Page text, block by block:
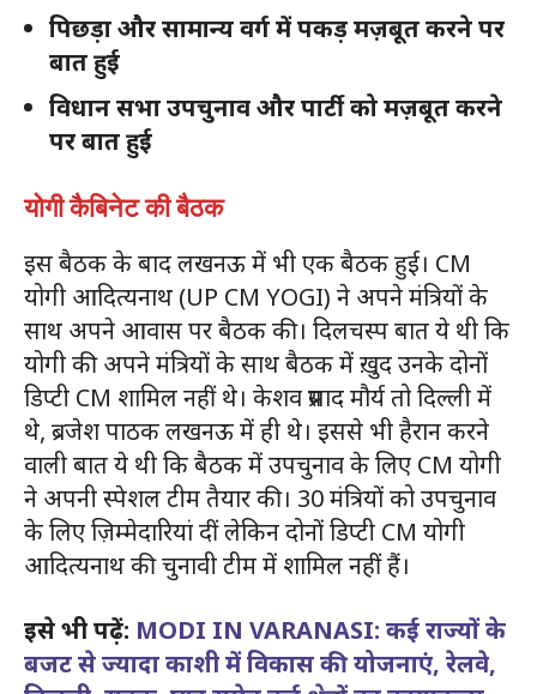
पिछड़ा और सामान्य वर्ग में पकड़ मज़बूत करने पर
बात हुई
विधान सभा उपचुनाव और पार्टी को मज़बूत करने
पर बात हुई
योगी कैबिनेट की बैठक
इस बैठक के बाद लखनऊ में भी एक बैठक हुई। CM
योगी आदित्यनाथ (UP CM YOGI) ने अपने मंत्रियों के
साथ अपने आवास पर बैठक की। दिलचस्प बात ये थी कि
योगी की अपने मंत्रियों के साथ बैठक में ख़ुद उनके दोनों
डिप्टी CM शामिल नहीं थे। केशव प्रसाद मौर्य तो दिल्ली में
थे, ब्रजेश पाठक लखनऊ में ही थे। इससे भी हैरान करने
वाली बात ये थी कि बैठक में उपचुनाव के लिए CM योगी
ने अपनी स्पेशल टीम तैयार की। 30 मंत्रियों को उपचुनाव
के लिए ज़िम्मेदारियां दीं लेकिन दोनों डिप्टी CM योगी
आदित्यनाथ की चुनावी टीम में शामिल नहीं हैं।
इसे भी पढ़ें: MODI IN VARANASI: कई राज्यों के
बजट से ज्यादा काशी में विकास की योजनाएं, रेलवे,